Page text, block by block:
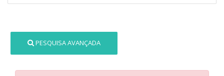
PESQUISA AVANÇADA